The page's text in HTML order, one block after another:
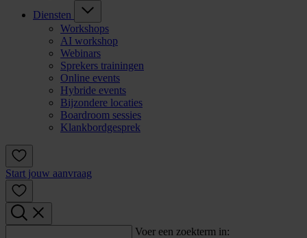
Diensten
Workshops
AI workshop
Webinars
Sprekers trainingen
Online events
Hybride events
Bijzondere locaties
Boardroom sessies
Klankbordgesprek
Start jouw aanvraag
Voer een zoekterm in: